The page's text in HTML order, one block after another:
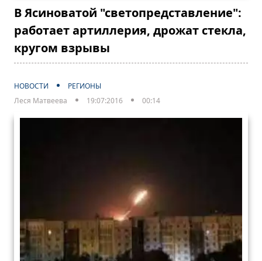
В Ясиноватой "светопредставление":
работает артиллерия, дрожат стекла,
кругом взрывы
НОВОСТИ
РЕГИОНЫ
Леся Матвеева
19:07:2016 00:14